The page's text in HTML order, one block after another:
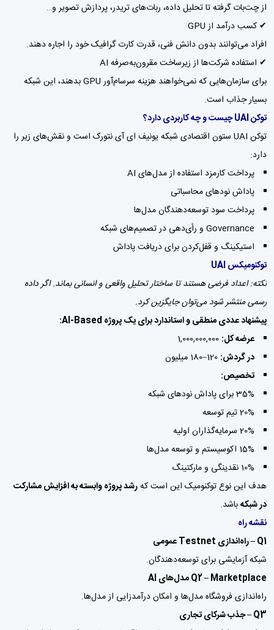
از چت‌بات گرفته تا تحلیل داده، ربات‌های تریدر، پردازش تصویر و…
✔ کسب درآمد از GPU
افراد می‌توانند بدون دانش فنی، قدرت کارت گرافیک خود را اجاره دهند.
✔ استفاده شرکت‌ها از زیرساخت مقرون‌به‌صرفه AI
برای سازمان‌هایی که نمی‌خواهند هزینه سرسام‌آور GPU بدهند، این شبکه
بسیار جذاب است.
توکن UAI چیست و چه کاربردی دارد؟
توکن UAI ستون اقتصادی شبکه یونیف ای آی نتورک است و نقش‌های زیر را
دارد:
پرداخت کارمزد استفاده از مدل‌های AI
پاداش نودهای محاسباتی
پرداخت سود توسعه‌دهندگان مدل‌ها
Governance و رأی‌دهی در تصمیم‌های شبکه
استیکینگ و قفل‌کردن برای دریافت پاداش
توکنومیکس UAI
نکته: اعداد فرضی هستند تا ساختار تحلیل واقعی و انسانی بماند. اگر داده
رسمی منتشر شود می‌توان جایگزین کرد.
پیشنهاد عددی منطقی و استاندارد برای یک پروژه AI-Based:
عرضه کل:
در گردش:
تخصیص:
35% برای پاداش نودهای شبکه
20% تیم توسعه
20% سرمایه‌گذاران اولیه
15% اکوسیستم و توسعه مدل‌ها
10% نقدینگی و مارکتینگ
هدف این نوع توکنومیک این است کهرشد پروژه وابسته به افزایش مشارکت
در شبکهباشد.
نقشه راه
Q1 – راه‌اندازی Testnet عمومی
شبکه آزمایشی برای توسعه‌دهندگان.
Q2 – Marketplace مدل‌های AI
راه‌اندازی فروشگاه مدل‌ها و امکان درآمدزایی از مدل‌ها.
Q3 – جذب شرکای تجاری